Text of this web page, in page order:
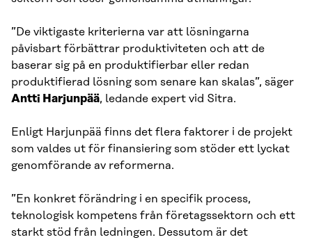
”De viktigaste kriterierna var att lösningarna
påvisbart förbättrar produktiviteten och att de
baserar sig på en produktifierbar eller redan
produktifierad lösning som senare kan skalas”, säger
Antti Harjunpää, ledande expert vid Sitra.
Enligt Harjunpää finns det flera faktorer i de projekt
som valdes ut för finansiering som stöder ett lyckat
genomförande av reformerna.
”En konkret förändring i en specifik process,
teknologisk kompetens från företagssektorn och ett
starkt stöd från ledningen. Dessutom är det